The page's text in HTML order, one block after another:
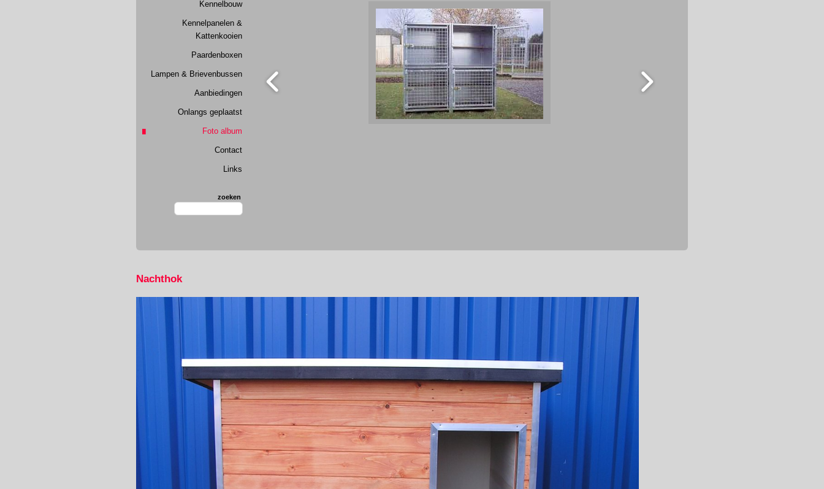
Kennelbouw
Kennelpanelen &
Kattenkooien
Paardenboxen
Lampen & Brievenbussen
Aanbiedingen
Onlangs geplaatst
Foto album
Contact
Links
zoeken
Nachthok